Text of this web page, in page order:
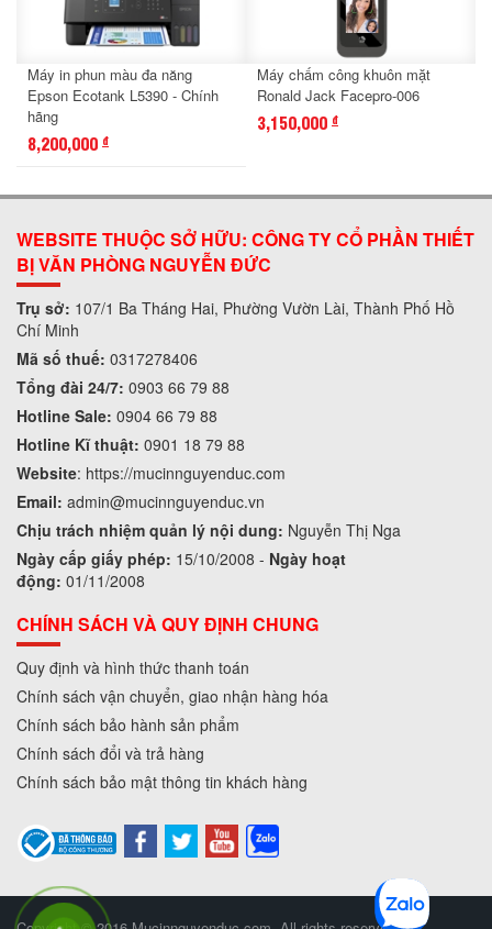
Máy in phun màu đa năng
Epson Ecotank L5390 - Chính
hãng
8,200,000 đ
Máy chấm công khuôn mặt
Ronald Jack Facepro-006
3,150,000 đ
WEBSITE THUỘC SỞ HỮU: CÔNG TY CỔ PHẦN THIẾT
BỊ VĂN PHÒNG NGUYỄN ĐỨC
Trụ sở: 107/1 Ba Tháng Hai, Phường Vườn Lài, Thành Phố Hồ
Chí Minh
Mã số thuế: 0317278406
Tổng đài 24/7: 0903 66 79 88
Hotline Sale: 0904 66 79 88
Hotline Kĩ thuật: 0901 18 79 88
Website: https://mucinnguyenduc.com
Email: admin@mucinnguyenduc.vn
Chịu trách nhiệm quản lý nội dung: Nguyễn Thị Nga
Ngày cấp giấy phép: 15/10/2008 - Ngày hoạt
động: 01/11/2008
CHÍNH SÁCH VÀ QUY ĐỊNH CHUNG
Quy định và hình thức thanh toán
Chính sách vận chuyển, giao nhận hàng hóa
Chính sách bảo hành sản phẩm
Chính sách đổi và trả hàng
Chính sách bảo mật thông tin khách hàng